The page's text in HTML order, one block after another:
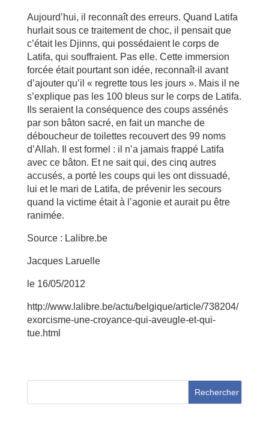
Aujourd’hui, il reconnaît des erreurs. Quand Latifa
hurlait sous ce traitement de choc, il pensait que
c’était les Djinns, qui possédaient le corps de
Latifa, qui souffraient. Pas elle. Cette immersion
forcée était pourtant son idée, reconnaît-il avant
d’ajouter qu’il « regrette tous les jours ». Mais il ne
s’explique pas les 100 bleus sur le corps de Latifa.
Ils seraient la conséquence des coups assénés
par son bâton sacré, en fait un manche de
déboucheur de toilettes recouvert des 99 noms
d’Allah. Il est formel : il n’a jamais frappé Latifa
avec ce bâton. Et ne sait qui, des cinq autres
accusés, a porté les coups qui les ont dissuadé,
lui et le mari de Latifa, de prévenir les secours
quand la victime était à l’agonie et aurait pu être
ranimée.
Source : Lalibre.be
Jacques Laruelle
le 16/05/2012
http://www.lalibre.be/actu/belgique/article/738204/
exorcisme-une-croyance-qui-aveugle-et-qui-
tue.html